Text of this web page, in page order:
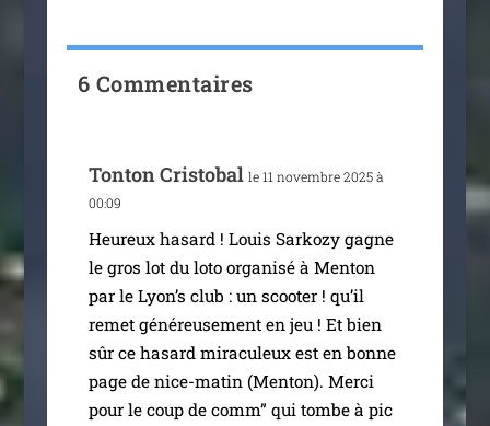
6 Commentaires
Tonton Cristobal le 11 novembre 2025 à
00:09
Heureux hasard ! Louis Sarkozy gagne
le gros lot du loto orga­ni­sé à Menton
par le Lyon’s club : un scoo­ter ! qu’il
remet géné­reu­se­ment en jeu ! Et bien
sûr ce hasard mira­cu­leux est en bonne
page de nice-matin (Menton). Merci
pour le coup de comm” qui tombe à pic